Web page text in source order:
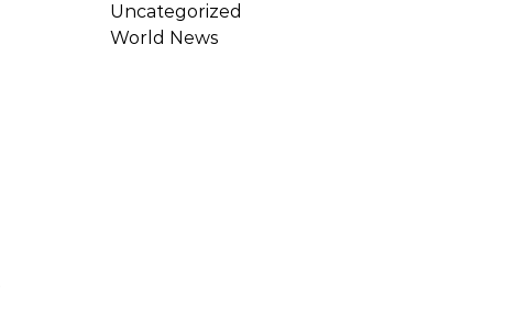
Uncategorized
World News